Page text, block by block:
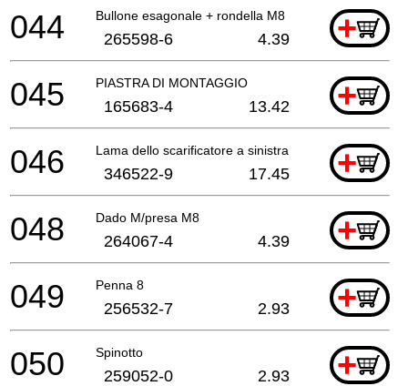
Bullone esagonale + rondella M8 +
044 265598-6 4.39
PIASTRA DI MONTAGGIO +
045 165683-4 13.42
Lama dello scarificatore a sinistra +
046 346522-9 17.45
Dado M/presa M8 +
048 264067-4 4.39
Penna 8 +
049 256532-7 2.93
Spinotto +
050 259052-0 2.93